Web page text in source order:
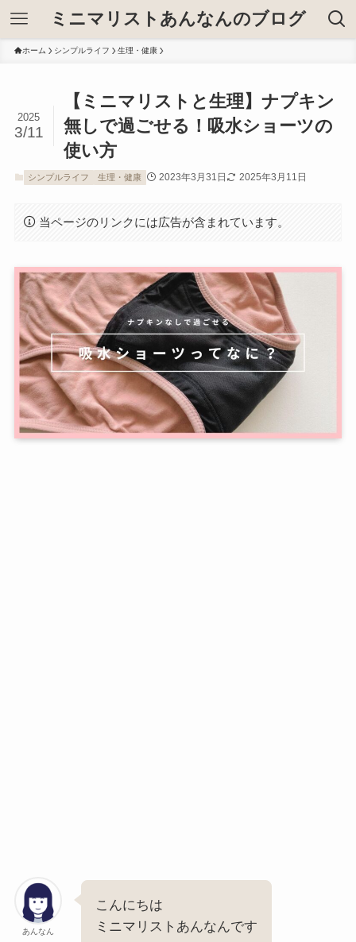
ミニマリストあんなんのブログ
ホーム シンプルライフ 生理・健康
【ミニマリストと生理】ナプキン
無しで過ごせる！吸水ショーツの
使い方
2025
3/11
シンプルライフ 生理・健康 2023年3月31日 2025年3月11日
当ページのリンクには広告が含まれています。
あんなん
こんにちは
ミニマリストあんなんです